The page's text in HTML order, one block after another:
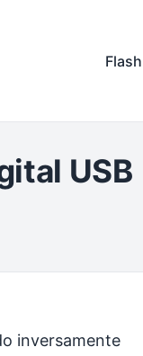
USB
inversamente